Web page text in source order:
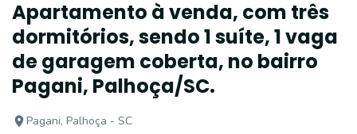
Apartamento à venda, com três
dormitórios, sendo 1 suíte, 1 vaga
de garagem coberta, no bairro
Pagani, Palhoça/SC.
Pagani, Palhoça - SC